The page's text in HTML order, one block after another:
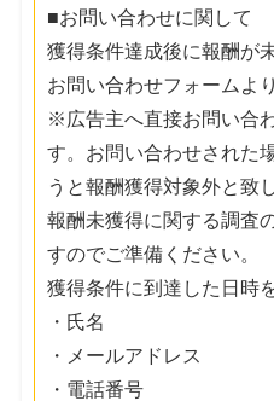
■お問い合わせに関して
獲得条件達成後に報酬が
お問い合わせフォームよ
※広告主へ直接お問い合
す。お問い合わせされた
うと報酬獲得対象外と致
報酬未獲得に関する調査
すのでご準備ください。
獲得条件に到達した日時
・氏名
・メールアドレス
・電話番号